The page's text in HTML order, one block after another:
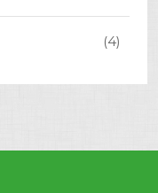
(4)